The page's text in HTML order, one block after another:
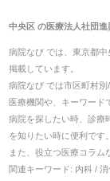
中央区 の医療法人社団
病院なび では、 東京都中
掲載しています。
病院なび では市区町村
医療機関や、キーワード
病院を探したい時、診療
を知りたい時に便利です。
また、役立つ医療コラム
関連キーワード: 内科 /